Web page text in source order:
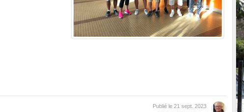
Publié le 21 sept. 2023